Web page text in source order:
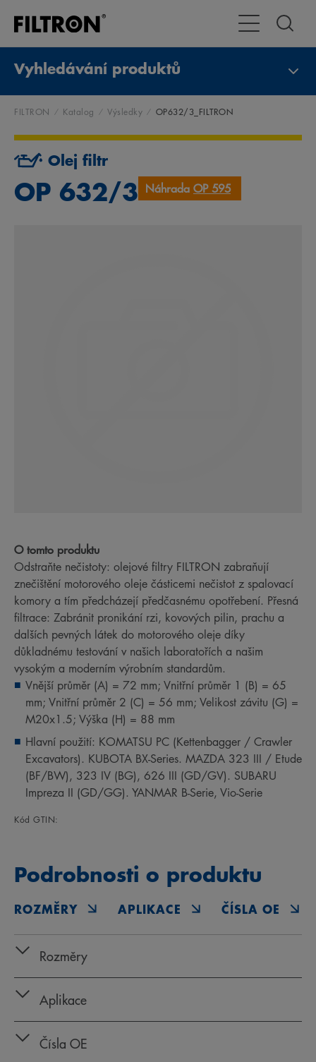
Přepnout
Vyhledávání produktů
FILTRON Katalog Výsledky OP632/3_FILTRON
Olej filtr
OP 632/3 Náhrada OP 595
O tomto produktu
Odstraňte nečistoty: olejové filtry FILTRON zabraňují
znečištění motorového oleje částicemi nečistot z spalovací
komory a tím předcházejí předčasnému opotřebení. Přesná
filtrace: Zabránit pronikání rzi, kovových pilin, prachu a
dalších pevných látek do motorového oleje díky
důkladnému testování v našich laboratořích a našim
vysokým a moderním výrobním standardům.
Vnější průměr (A) = 72 mm; Vnitřní průměr 1 (B) = 65
mm; Vnitřní průměr 2 (C) = 56 mm; Velikost závitu (G) =
M20x1.5; Výška (H) = 88 mm
Hlavní použití: KOMATSU PC (Kettenbagger / Crawler
Excavators). KUBOTA BX-Series. MAZDA 323 III / Etude
(BF/BW), 323 IV (BG), 626 III (GD/GV). SUBARU
Impreza II (GD/GG). YANMAR B-Serie, Vio-Serie
Kód GTIN:
Podrobnosti o produktu
ROZMĚRY APLIKACE ČÍSLA OE
Rozměry
Aplikace
Čísla OE